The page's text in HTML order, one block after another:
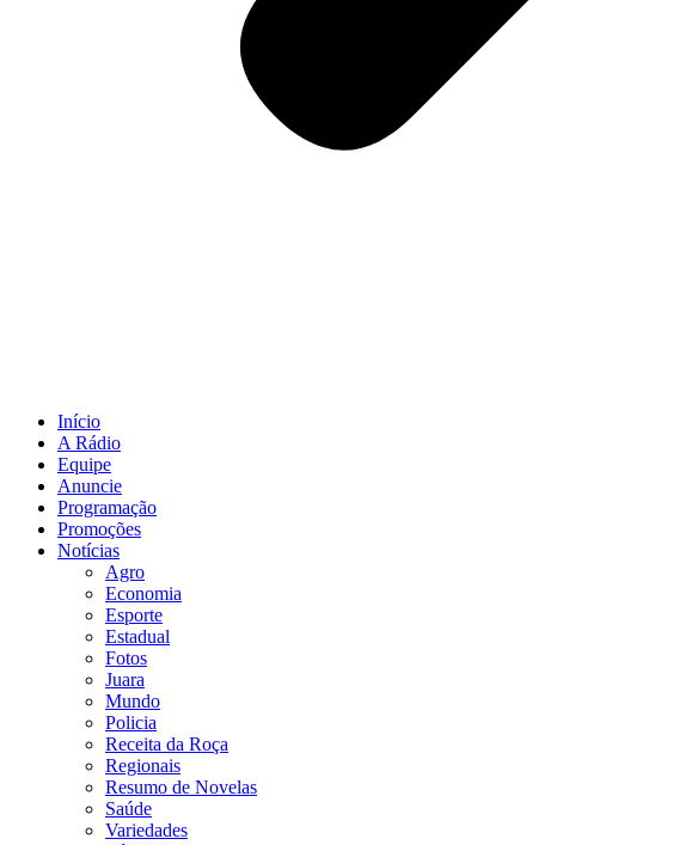
Início
A Rádio
Equipe
Anuncie
Programação
Promoções
Notícias
Agro
Economia
Esporte
Estadual
Fotos
Juara
Mundo
Policia
Receita da Roça
Regionais
Resumo de Novelas
Saúde
Variedades